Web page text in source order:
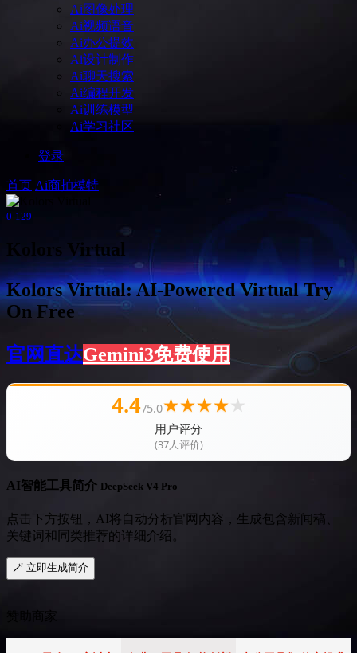
Ai图像处理
Ai视频语音
Ai办公提效
Ai设计制作
Ai聊天搜索
Ai编程开发
Ai训练模型
Ai学习社区
登录
首页 Ai商拍模特
0 129
Kolors Virtual
Kolors Virtual: AI-Powered Virtual Try
On Free
官网直达Gemini3免费使用
4.4/5.0★★★★★
用户评分
(37人评价)
AI智能工具简介 DeepSeek V4 Pro
点击下方按钮，AI将自动分析官网内容，生成包含新闻稿、
关键词和同类推荐的详细介绍。
🪄 立即生成简介
赞助商家